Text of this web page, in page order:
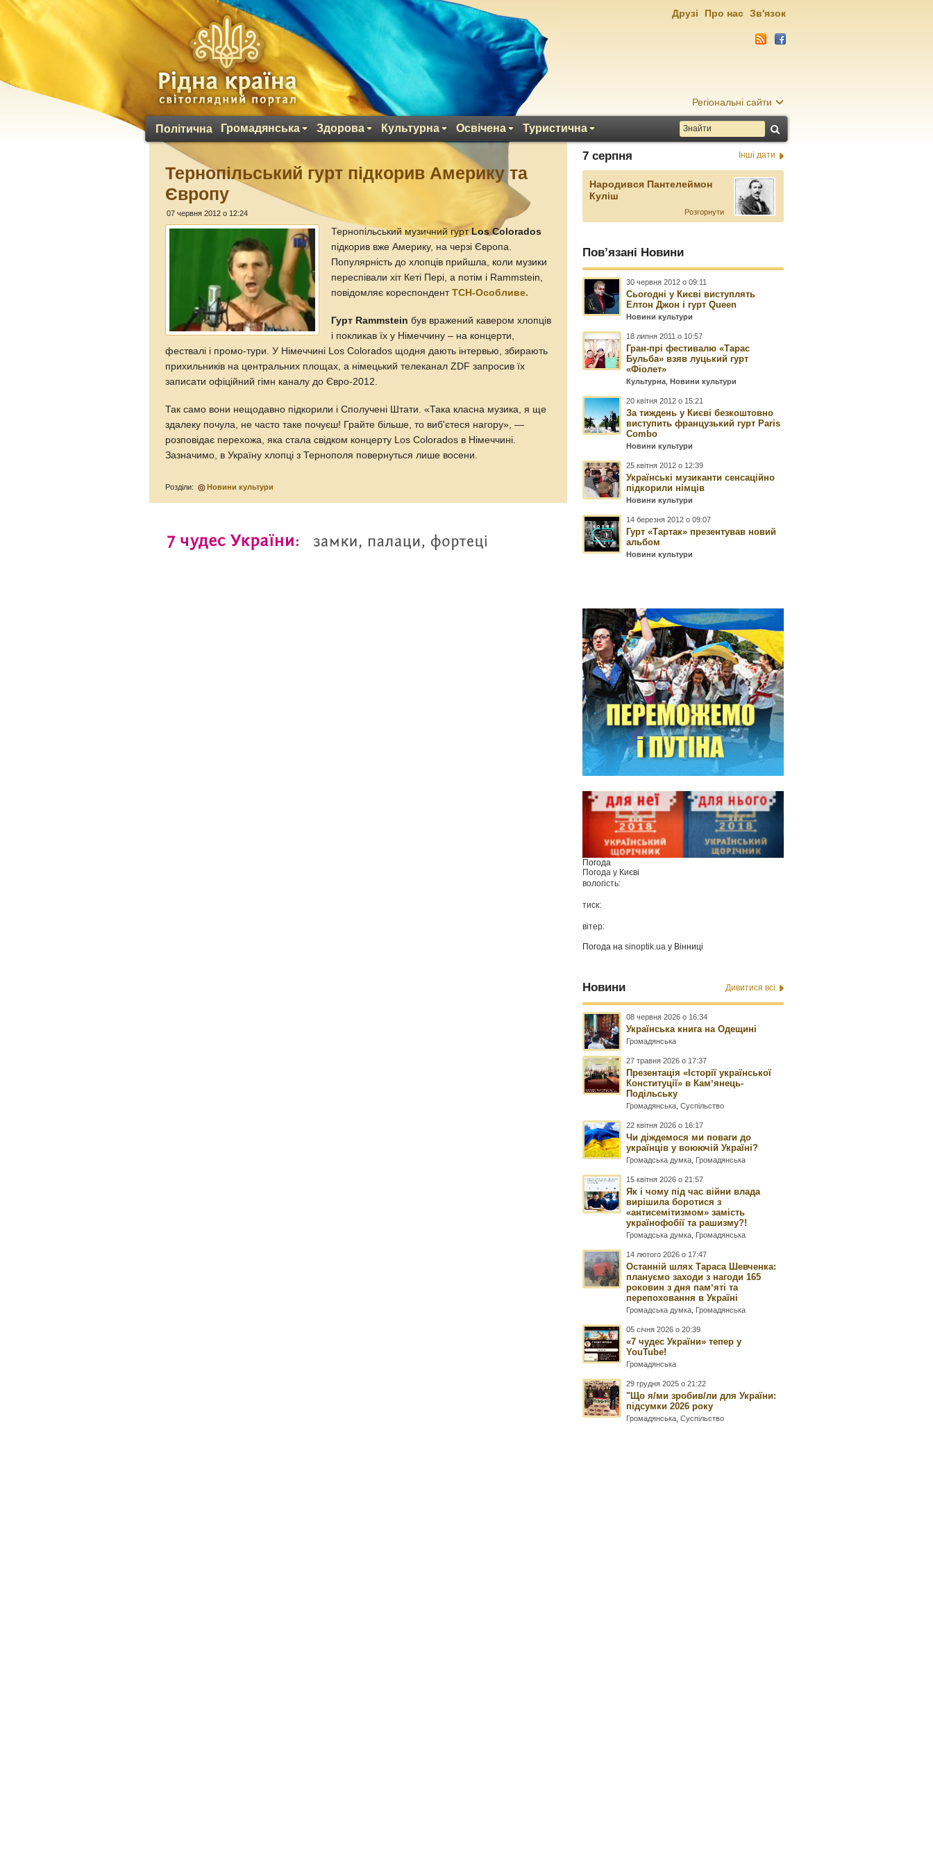
Регіональні сайти
Політична Громадянська Здорова Культурна Освічена Туристична
Друзі Про нас Зв'язок
Тернопільський гурт підкорив Америку та
Європу
07 червня 2012 о 12:24
Тернопільський музичний гуртLos Colorados
підкорив вже Америку, на черзі Європа.
Популярність до хлопців прийшла, коли музики
переспівали хіт Кеті Пері, а потім і Rammstein,
повідомляє кореспондентТСН-Особливе.
Гурт Rammstein був вражений кавером хлопців
і покликав їх у Німеччину – на концерти,
фествалі і промо-тури. У Німеччині Los Colorados щодня дають інтервью, збирають
прихильників на центральних площах, а німецький телеканал ZDF запросив їх
записати офіційний гімн каналу до Євро-2012.
Так само вони нещодавно підкорили і Сполучені Штати. «Така класна музика, я ще
здалеку почула, не часто таке почуєш! Грайте більше, то виб'єтеся нагору», —
розповідає перехожа, яка стала свідком концерту Los Colorados в Німеччині.
Зазначимо, в Україну хлопці з Тернополя повернуться лише восени.
Розділи: Новини культури
7 серпня Інші дати
Народився Пантелеймон
Куліш
Розгорнути
Пов’язані Новини
30 червня 2012 о 09:11
Сьогодні у Києві виступлять
Елтон Джон і гурт Queen
Новини культури
18 липня 2011 о 10:57
Гран-прі фестивалю «Тарас
Бульба» взяв луцький гурт
«Фіолет»
Культурна ,Новини культури
20 квітня 2012 о 15:21
За тиждень у Києві безкоштовно
виступить французький гурт Paris
Combo
Новини культури
25 квітня 2012 о 12:39
Українські музиканти сенсаційно
підкорили німців
Новини культури
14 березня 2012 о 09:07
Гурт «Тартак» презентував новий
альбом
Новини культури
Погода
Погода у Києві
вологість:
тиск:
вітер:
Погода наsinoptik.ua у Вінниці
Новини Дивитися всі
08 червня 2026 о 16:34
Українська книга на Одещині
Громадянська
27 травня 2026 о 17:37
Презентація «Історії української
Конституції» в Камʼянець-
Подільську
Громадянська ,Суспільство
22 квітня 2026 о 16:17
Чи діждемося ми поваги до
українців у воюючій Україні?
Громадська думка Громадянська
15 квітня 2026 о 21:57
Як і чому під час війни влада
вирішила боротися з
«антисемітизмом» замість
українофобії та рашизму?!
Громадська думка Громадянська
14 лютого 2026 о 17:47
Останній шлях Тараса Шевченка:
плануємо заходи з нагоди 165
роковин з дня памʼяті та
перепоховання в Україні
Громадська думка Громадянська
05 січня 2026 о 20:39
«7 чудес України» тепер у
YouTube!
Громадянська
29 грудня 2025 о 21:22
"Що я/ми зробив/ли для України:
підсумки 2026 року
Громадянська ,Суспільство